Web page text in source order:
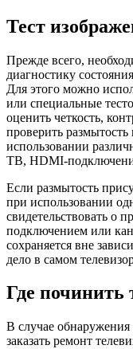
Тест
Прежде всего,
диагностику
Для этого можно
или специальные
оценить четкость,
проверить
использовании
ТВ, HDMI-
Если размытость
при использовании
свидетельствовать о
подключением или
сохраняется вне
дело в самом
Где починить
В случае обнаружения
заказать ремонт